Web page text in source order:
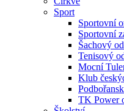
Sport
Sportovní
Sportovní
Šachový
Tenisový
Mocní
Klub
TK Power